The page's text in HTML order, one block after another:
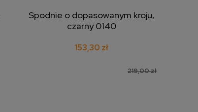
dodaj do koszyka
Spodnie o dopasowanym kroju,
czarny 0140
219,00 zł
153,30 zł